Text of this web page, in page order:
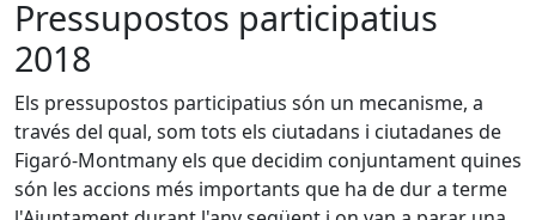
Pressupostos participatius
2018
Els pressupostos participatius són un mecanisme, a
través del qual, som tots els ciutadans i ciutadanes de
Figaró-Montmany els que decidim conjuntament quines
són les accions més importants que ha de dur a terme